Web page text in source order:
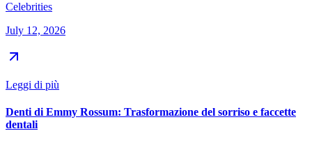
Celebrities
July 12, 2026
Leggi di più
Denti di Emmy Rossum: Trasformazione del sorriso e faccette
dentali